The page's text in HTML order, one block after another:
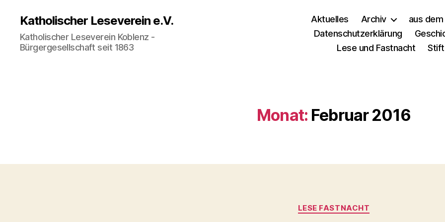
Katholischer Leseverein e.V.
Katholischer Leseverein Koblenz -
Bürgergesellschaft seit 1863
Aktuelles Archiv
aus
Datenschutzerklärung
Lese und Fastnacht
Monat: Februar 2016
LESE FASTNACHT